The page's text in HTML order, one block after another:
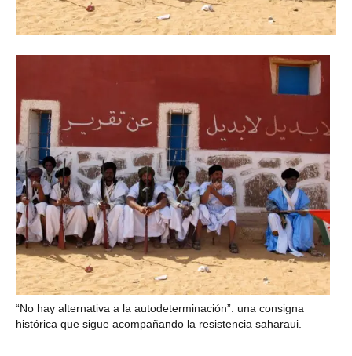
“No hay alternativa a la autodeterminación”: una consigna
histórica que sigue acompañando la resistencia saharaui.